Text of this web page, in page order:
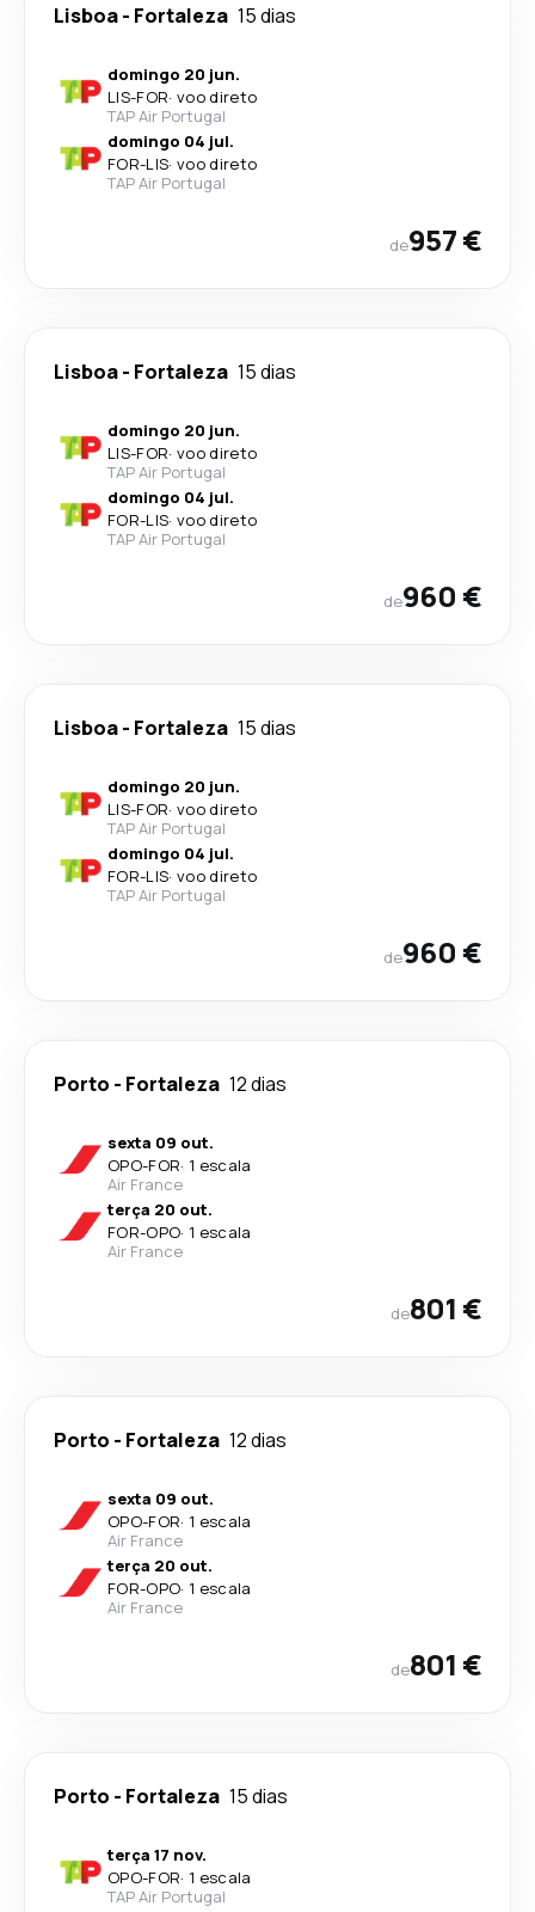
Lisboa- Fortaleza 15 dias
domingo 20 jun.
LIS-FOR· voo direto
TAP Air Portugal
domingo 04 jul.
FOR-LIS· voo direto
TAP Air Portugal
de957 €
Lisboa- Fortaleza 15 dias
domingo 20 jun.
LIS-FOR· voo direto
TAP Air Portugal
domingo 04 jul.
FOR-LIS· voo direto
TAP Air Portugal
de960 €
Lisboa- Fortaleza 15 dias
domingo 20 jun.
LIS-FOR· voo direto
TAP Air Portugal
domingo 04 jul.
FOR-LIS· voo direto
TAP Air Portugal
de960 €
Porto - Fortaleza 12 dias
sexta 09 out.
OPO-FOR· 1 escala
Air France
terça 20 out.
FOR-OPO· 1 escala
Air France
de801 €
Porto - Fortaleza 12 dias
sexta 09 out.
OPO-FOR· 1 escala
Air France
terça 20 out.
FOR-OPO· 1 escala
Air France
de801 €
Porto - Fortaleza 15 dias
terça 17 nov.
OPO-FOR· 1 escala
TAP Air Portugal